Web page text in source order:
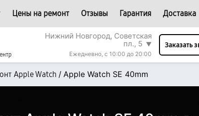
Цены на ремонт Отзывы Гарантия Доставка
Нижний Новгород, Советская
пл., 5 ▼
Ежедневно, с 10:00 до 20:00
Заказать
Apple Watch / Apple Watch SE 40mm